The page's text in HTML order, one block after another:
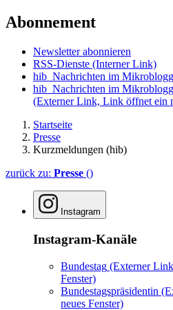
Abonnement
Newsletter abonnieren
RSS-Dienste (Interner Link)
hib_Nachrichten im
hib_Nachrichten im
(Externer Link, Link öffnet ein
Startseite
Presse
Kurzmeldungen (hib)
zurück zu: Presse ()
Instagram
Instagram-Kanäle
Bundestag (Externer
Fenster)
Bundestagspräsidentin
neues Fenster)